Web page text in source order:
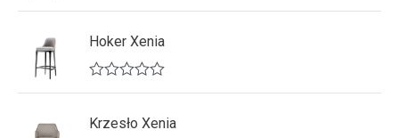
O
e
n
i
o
n
0
Hoker Xenia
O
e
n
Krzesło Xenia